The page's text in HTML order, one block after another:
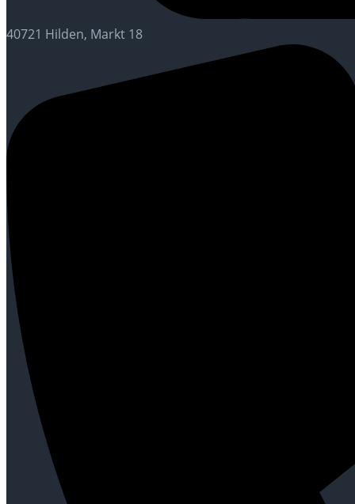
40721 Hilden, Markt 18